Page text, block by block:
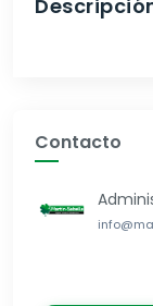
Contacto